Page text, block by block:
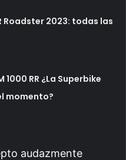
Roadster 2023: todas las
1000 RR ¿La Superbike
momento?
audazmente